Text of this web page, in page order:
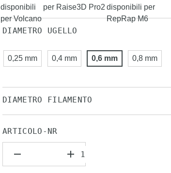
disponibili
per Volcano
per Raise3D Pro2 disponibili per
RepRap M6
DIAMETRO UGELLO
0,25 mm 0,4 mm 0,6 mm 0,8 mm
DIAMETRO FILAMENTO
ARTICOLO-NR